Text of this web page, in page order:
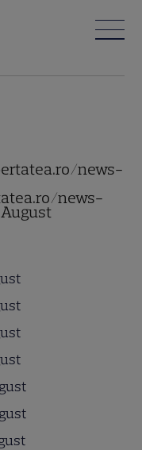
news-
news-